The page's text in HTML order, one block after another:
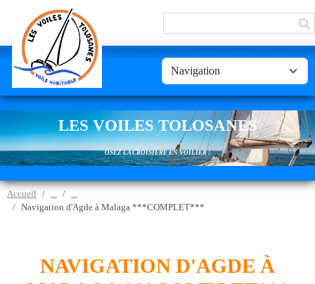
LES VOILES TOLOSANES
OSEZ LA CROISIÈRE EN VOILIER !
Accueil
Navigation d'Agde à Malaga ***COMPLET***
NAVIGATION D'AGDE À
Panneau de gestion des cookies